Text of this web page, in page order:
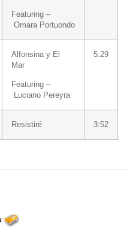
Featuring –
Omara Portuondo
Alfonsina y El
Mar
Featuring –
Luciano Pereyra
5:29
Resistiré 3:52